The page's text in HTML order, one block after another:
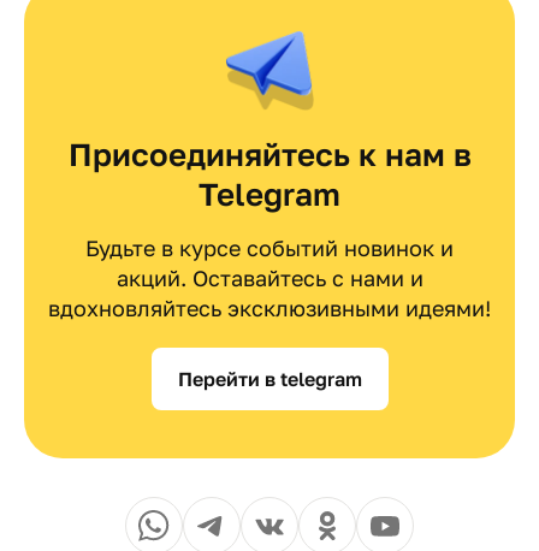
Присоединяйтесь к нам в
Telegram
Будьте в курсе событий новинок и
акций. Оставайтесь с нами и
вдохновляйтесь эксклюзивными идеями!
Перейти в telegram